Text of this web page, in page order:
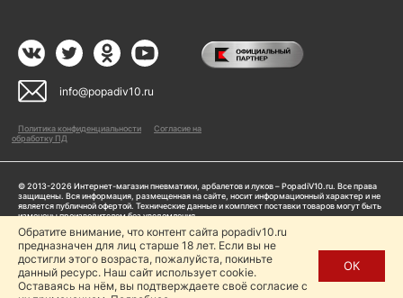
info@popadiv10.ru
Политика конфиденциальности
Согласие на
обработку ПД
© 2013-2026 Интернет-магазин пневматики, арбалетов и луков – PopadiV10.ru. Все права
защищены. Вся информация, размещенная на сайте, носит информационный характер и не
является публичной офертой. Технические данные и комплект поставки товаров могут быть
изменены производителем без уведомления
Пользуясь сайтом Popadiv10.ru, пользователь автоматически соглашается с условиями,
прописанными в
Политике конфиденциальности
Копирование любой информации (тексты, фото, видео и др.) с сайта Popadiv10 запрещено,
за исключением наличия письменного согласия администрации сайта Popadiv10.
Обратите внимание, что контент сайта popadiv10.ru
предназначен для лиц старше 18 лет. Если вы не
достигли этого возраста, пожалуйста, покиньте
данный ресурс. Наш сайт использует cookie.
Оставаясь на нём, вы подтверждаете своё согласие с
ОК